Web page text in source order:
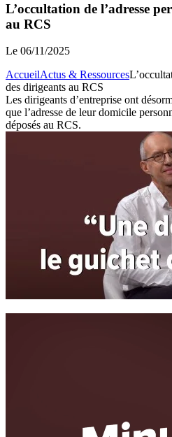
L’occultation de l’adresse
au RCS
Le 06/11/2025
AccueilActus & Ressources
des dirigeants au RCS
Les dirigeants d’entreprise ont
que l’adresse de leur domicile
déposés au RCS.